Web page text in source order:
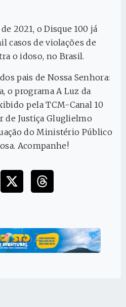
2021, o Disque 100 já
casos de violações de
o idoso, no Brasil.
pais de Nossa Senhora:
o programa A Luz da
pela TCM-Canal 10
de Justiça Gluglielmo
do Ministério Público
Acompanhe!